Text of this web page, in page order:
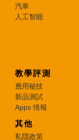
汽車
人工智能
教學評測
應用秘技
新品測試
Apps 情報
其他
私隱政策